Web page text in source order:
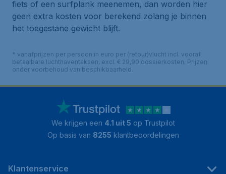
fiets of een surfplank meenemen, dan worden hier
geen extra kosten voor berekend zolang je binnen
het toegestane gewicht blijft.
* vanafprijzen per persoon in euro per (retour)vlucht incl. vooraf
betaalbare luchthaventaksen, excl. € 29,90 dossierkosten. Prijzen
onder voorbehoud van beschikbaarheid.
We krijgen een 4.1 uit 5 op Trustpilot
Op basis van 8255 klantbeoordelingen
Klantenservice